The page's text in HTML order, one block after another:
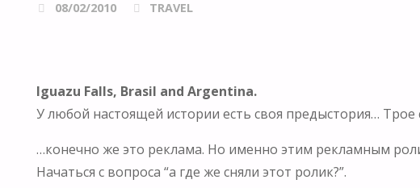
08/02/2010 TRAVEL
Iguazu Falls, Brasil and Argentina.
У любой настоящей истории есть своя предыстория…
…конечно же это реклама. Но именно этим рекламным
Начаться с вопроса “а где же сняли этот ролик?”.